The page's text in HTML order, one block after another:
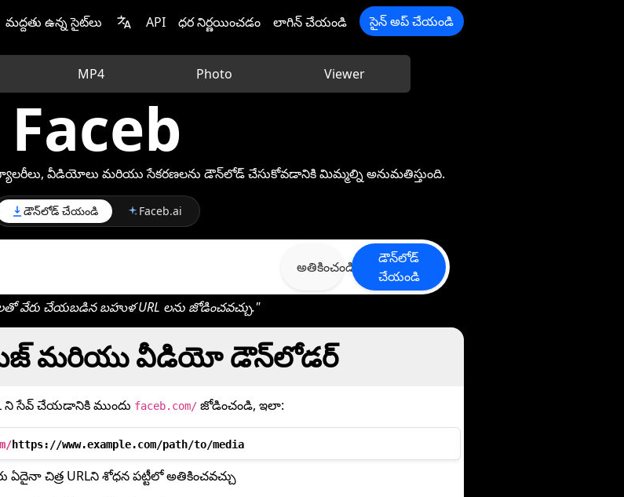
మద్దతు ఉన్న సైట్‌లు API ధర నిర్ణయించడం లాగిన్ చేయండి సైన్ అప్ చేయండి
MP4 Photo Viewer
Faceb
వీడియోలు మరియు సేకరణలను డౌన్‌లోడ్ చేసుకోవడానికి మిమ్మల్ని అనుమతిస్తుంది.
డౌన్‌లోడ్ చేయండి Faceb.ai
అతికించండి
డౌన్‌లోడ్
చేయండి
వేరు చేయబడిన బహుళ URL లను జోడించవచ్చు."
మరియు వీడియో డౌన్‌లోడర్
ని సేవ్ చేయడానికి ముందు faceb.com/జోడించండి, ఇలా:
https://www.example.com/path/to/media
ఏదైనా చిత్ర URLని శోధన పట్టీలో అతికించవచ్చు